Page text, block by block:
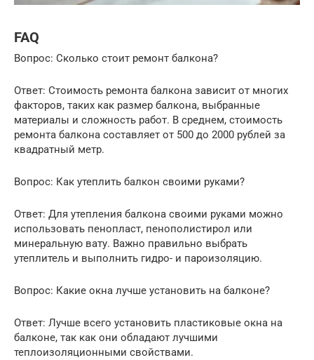
FAQ
Вопрос: Сколько стоит ремонт балкона?
Ответ: Стоимость ремонта балкона зависит от многих
факторов, таких как размер балкона, выбранные
материалы и сложность работ. В среднем, стоимость
ремонта балкона составляет от 500 до 2000 рублей за
квадратный метр.
Вопрос: Как утеплить балкон своими руками?
Ответ: Для утепления балкона своими руками можно
использовать пенопласт, пенополистирол или
минеральную вату. Важно правильно выбрать
утеплитель и выполнить гидро- и пароизоляцию.
Вопрос: Какие окна лучше установить на балконе?
Ответ: Лучше всего установить пластиковые окна на
балконе, так как они обладают лучшими
теплоизоляционными свойствами.